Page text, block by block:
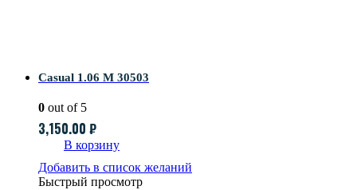
Casual 1.06 M 30503
0 out of 5
3,150.00 ₽
В корзину
Добавить в список желаний
Быстрый просмотр